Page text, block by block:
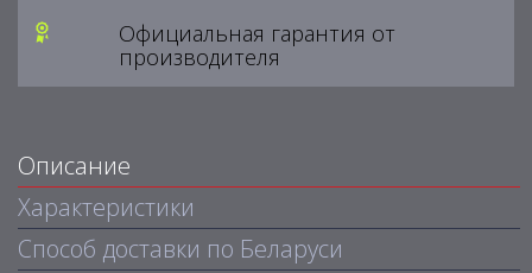
Официальная гарантия от
производителя
Описание
Характеристики
Способ доставки по Беларуси